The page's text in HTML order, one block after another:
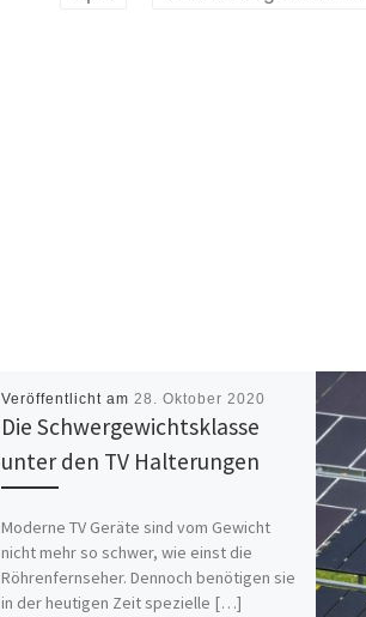
Veröffentlicht am 28. Oktober 2020
Die Schwergewichtsklasse
unter den TV Halterungen
Moderne TV Geräte sind vom Gewicht
nicht mehr so schwer, wie einst die
Röhrenfernseher. Dennoch benötigen sie
in der heutigen Zeit spezielle […]